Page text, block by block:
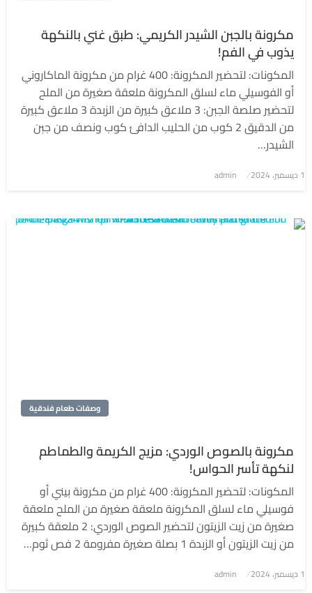
مكرونة بالجبن الشيدر الكريمي: طبق غني بالنكهة
يذوب في الفم!
المكونات: لتحضير المكرونة: 400 غرام من مكرونة الماكاروني
أو الفوسيلي ماء لسلق المكرونة ملعقة صغيرة من الملح
لتحضير صلصة الجبن: 3 ملاعق كبيرة من الزبدة 3 ملاعق كبيرة
من الدقيق 2 كوب من الحليب الدافئ كوب ونصف من جبن
الشيدر…
نُشر1 ديسمبر، 2024 admin
وصفات طعام فندقية
مكرونة بالصوص الوردي: مزيج الكريمة والطماطم
لنكهة تأسر الحواس!
المكونات: لتحضير المكرونة: 400 غرام من مكرونة بيني أو
فوسيلي ماء لسلق المكرونة ملعقة صغيرة من الملح ملعقة
صغيرة من زيت الزيتون لتحضير الصوص الوردي: 2 ملعقة كبيرة
من زيت الزيتون أو الزبدة 1 بصلة صغيرة مفرومة 2 فص ثوم…
نُشر1 ديسمبر، 2024 admin